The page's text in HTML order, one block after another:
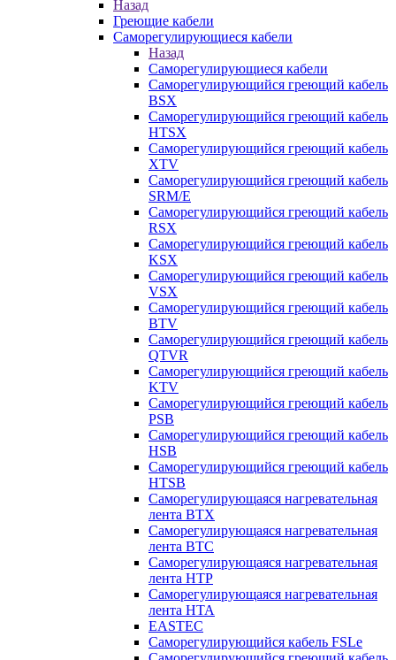
Назад
Греющие кабели
Саморегулирующиеся кабели
Назад
Саморегулирующиеся кабели
Саморегулирующийся греющий кабель
BSX
Саморегулирующийся греющий кабель
HTSX
Саморегулирующийся греющий кабель
XTV
Саморегулирующийся греющий кабель
SRM/E
Саморегулирующийся греющий кабель
RSX
Саморегулирующийся греющий кабель
KSX
Саморегулирующийся греющий кабель
VSX
Саморегулирующийся греющий кабель
BTV
Саморегулирующийся греющий кабель
QTVR
Саморегулирующийся греющий кабель
KTV
Саморегулирующийся греющий кабель
PSB
Саморегулирующийся греющий кабель
HSB
Саморегулирующийся греющий кабель
HTSB
Саморегулирующаяся нагревательная
лента ВТХ
Саморегулирующаяся нагревательная
лента ВТС
Саморегулирующаяся нагревательная
лента НТР
Саморегулирующаяся нагревательная
лента НТА
EASTEC
Саморегулирующийся кабель FSLe